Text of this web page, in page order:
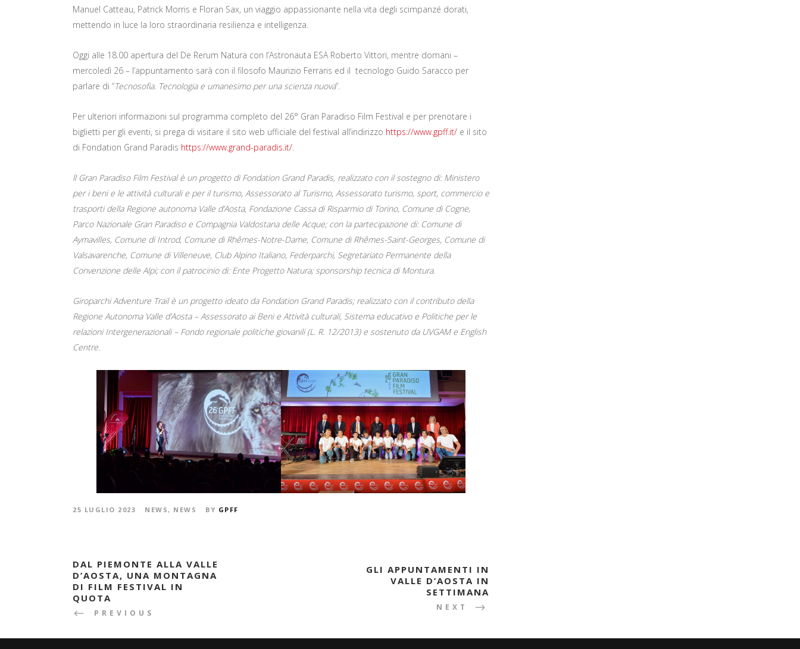
Manuel Catteau, Patrick Morris e Floran Sax, un viaggio appassionante nella vita degli scimpanzé dorati,
mettendo in luce la loro straordinaria resilienza e intelligenza.
Oggi alle 18.00 apertura del De Rerum Natura con l’Astronauta ESA Roberto Vittori, mentre domani –
mercoledì 26 – l’appuntamento sarà con il filosofo Maurizio Ferraris ed il tecnologo Guido Saracco per
parlare di “Tecnosofia. Tecnologia e umanesimo per una scienza nuova”.
Per ulteriori informazioni sul programma completo del 26° Gran Paradiso Film Festival e per prenotare i
biglietti per gli eventi, si prega di visitare il sito web ufficiale del festival all’indirizzo https://www.gpff.it/ e il sito
di Fondation Grand Paradis https://www.grand-paradis.it/.
ll Gran Paradiso Film Festival è un progetto di Fondation Grand Paradis, realizzato con il sostegno di: Ministero
per i beni e le attività culturali e per il turismo, Assessorato al Turismo, Assessorato turismo, sport, commercio e
trasporti della Regione autonoma Valle d’Aosta, Fondazione Cassa di Risparmio di Torino, Comune di Cogne,
Parco Nazionale Gran Paradiso e Compagnia Valdostana delle Acque; con la partecipazione di: Comune di
Aymavilles, Comune di Introd, Comune di Rhêmes-Notre-Dame, Comune di Rhêmes-Saint-Georges, Comune di
Valsavarenche, Comune di Villeneuve, Club Alpino Italiano, Federparchi, Segretariato Permanente della
Convenzione delle Alpi; con il patrocinio di: Ente Progetto Natura; sponsorship tecnica di Montura.
Giroparchi Adventure Trail è un progetto ideato da Fondation Grand Paradis; realizzato con il contributo della
Regione Autonoma Valle d’Aosta – Assessorato ai Beni e Attività culturali, Sistema educativo e Politiche per le
relazioni Intergenerazionali – Fondo regionale politiche giovanili (L. R. 12/2013) e sostenuto da UVGAM e English
Centre.
25 LUGLIO 2023 NEWS , NEWS BY GPFF
DAL PIEMONTE ALLA VALLE
D’AOSTA, UNA MONTAGNA
DI FILM FESTIVAL IN
QUOTA
PREVIOUS
GLI APPUNTAMENTI IN
VALLE D’AOSTA IN
SETTIMANA
NEXT